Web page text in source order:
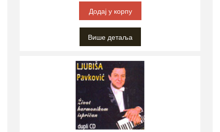
Додај у корпу
Више детаља